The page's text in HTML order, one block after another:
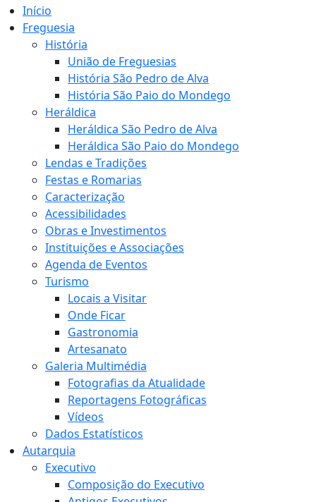
Início
Freguesia
História
União de Freguesias
História São Pedro de Alva
História São Paio do Mondego
Heráldica
Heráldica São Pedro de Alva
Heráldica São Paio do Mondego
Lendas e Tradições
Festas e Romarias
Caracterização
Acessibilidades
Obras e Investimentos
Instituições e Associações
Agenda de Eventos
Turismo
Locais a Visitar
Onde Ficar
Gastronomia
Artesanato
Galeria Multimédia
Fotografias da Atualidade
Reportagens Fotográficas
Vídeos
Dados Estatísticos
Autarquia
Executivo
Composição do Executivo